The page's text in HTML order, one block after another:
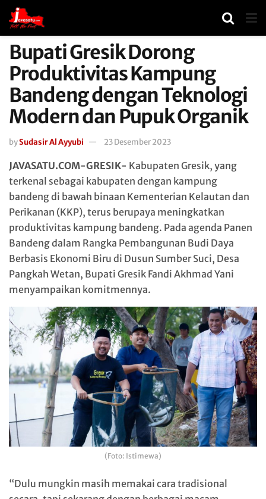
Bupati Gresik Dorong
Produktivitas Kampung
Bandeng dengan Teknologi
Modern dan Pupuk Organik
bySudasir Al Ayyubi 23 Desember 2023
JAVASATU.COM-GRESIK- Kabupaten Gresik, yang
terkenal sebagai kabupaten dengan kampung
bandeng di bawah binaan Kementerian Kelautan dan
Perikanan (KKP), terus berupaya meningkatkan
produktivitas kampung bandeng. Pada agenda Panen
Bandeng dalam Rangka Pembangunan Budi Daya
Berbasis Ekonomi Biru di Dusun Sumber Suci, Desa
Pangkah Wetan, Bupati Gresik Fandi Akhmad Yani
menyampaikan komitmennya.
(Foto: Istimewa)
“Dulu mungkin masih memakai cara tradisional